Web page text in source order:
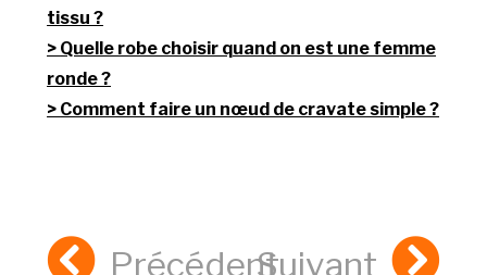
tissu ?
Quelle robe choisir quand on est une femme
ronde ?
Comment faire un nœud de cravate simple ?
PrécédentSuivant